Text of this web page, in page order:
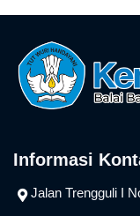
Informasi
Jalan Trengguli I